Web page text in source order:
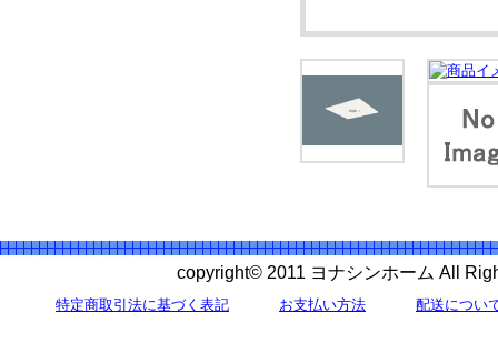
copyright© 2011 ヨナシンホーム All
特定商取引法に基づく表記 お支払い方法 配送につい